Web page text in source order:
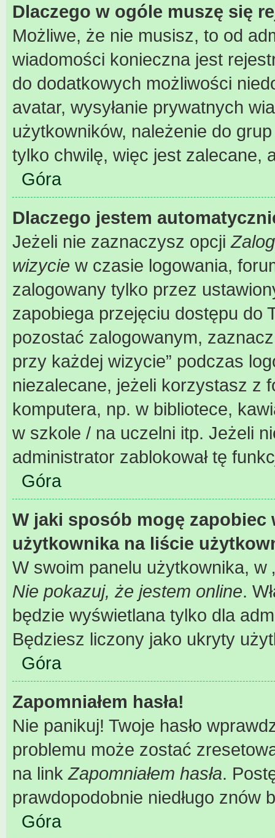
Dlaczego w ogóle muszę się
Możliwe, że nie musisz, to od
wiadomości konieczna jest
do dodatkowych możliwości
avatar, wysyłanie prywatnych
użytkowników, należenie do
tylko chwilę, więc jest zalecane,
Góra
Dlaczego jestem
Jeżeli nie zaznaczysz opcji
wizycie w czasie logowania,
zalogowany tylko przez
zapobiega przejęciu dostępu do
pozostać zalogowanym,
przy każdej wizycie” podczas
niezalecane, jeżeli korzystasz z
komputera, np. w bibliotece,
w szkole / na uczelni itp. Jeżeli
administrator zablokował tę
Góra
W jaki sposób mogę
użytkownika na liście
W swoim panelu użytkownika, w
Nie pokazuj, że jestem online.
będzie wyświetlana tylko dla
Będziesz liczony jako ukryty
Góra
Zapomniałem hasła!
Nie panikuj! Twoje hasło
problemu może zostać
na link Zapomniałem hasła.
prawdopodobnie niedługo znów
Góra